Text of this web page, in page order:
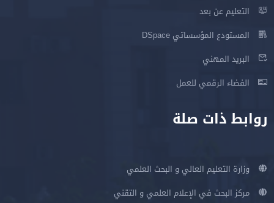
التعليم عن بعد
المستودع المؤسساتي DSpace
البريد المهني
الفضاء الرقمي للعمل
روابط ذات صلة
وزارة التعليم العالي و البحث العلمي
مركز البحث في الإعلام العلمي و التقني